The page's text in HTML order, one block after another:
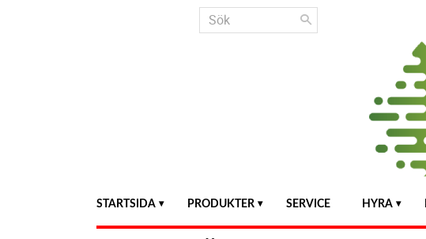
STARTSIDA PRODUKTER SERVICE HYRA